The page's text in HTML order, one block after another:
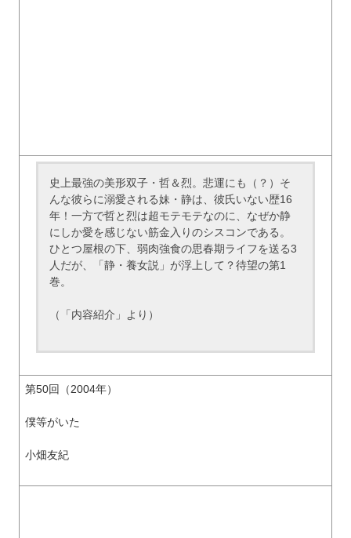
史上最強の美形双子・哲＆烈。悲運にも（？）そ
んな彼らに溺愛される妹・静は、彼氏いない歴16
年！一方で哲と烈は超モテモテなのに、なぜか静
にしか愛を感じない筋金入りのシスコンである。
ひとつ屋根の下、弱肉強食の思春期ライフを送る3
人だが、「静・養女説」が浮上して？待望の第1
巻。
（「内容紹介」より）
第50回（2004年）
僕等がいた
小畑友紀